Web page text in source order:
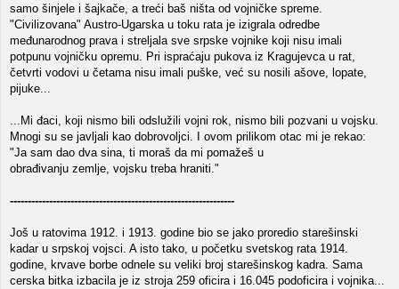
samo šinjele i šajkače, a treći baš ništa od vojničke spreme.
"Civilizovana" Austro-Ugarska u toku rata je izigrala odredbe
međunarodnog prava i streljala sve srpske vojnike koji nisu imali
potpunu vojničku opremu. Pri ispraćaju pukova iz Kragujevca u rat,
četvrti vodovi u četama nisu imali puške, već su nosili ašove, lopate,
pijuke...
...Mi đaci, koji nismo bili odslužili vojni rok, nismo bili pozvani u vojsku.
Mnogi su se javljali kao dobrovoljci. I ovom prilikom otac mi je rekao:
"Ja sam dao dva sina, ti moraš da mi pomažeš u
obrađivanju zemlje, vojsku treba hraniti."
---------------------------------------------------------------
Još u ratovima 1912. i 1913. godine bio se jako proredio starešinski
kadar u srpskoj vojsci. A isto tako, u početku svetskog rata 1914.
godine, krvave borbe odnele su veliki broj starešinskog kadra. Sama
cerska bitka izbacila je iz stroja 259 oficira i 16.045 podoficira i vojnika...